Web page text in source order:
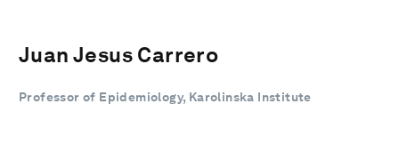
Juan Jesus Carrero
Professor of Epidemiology, Karolinska Institute